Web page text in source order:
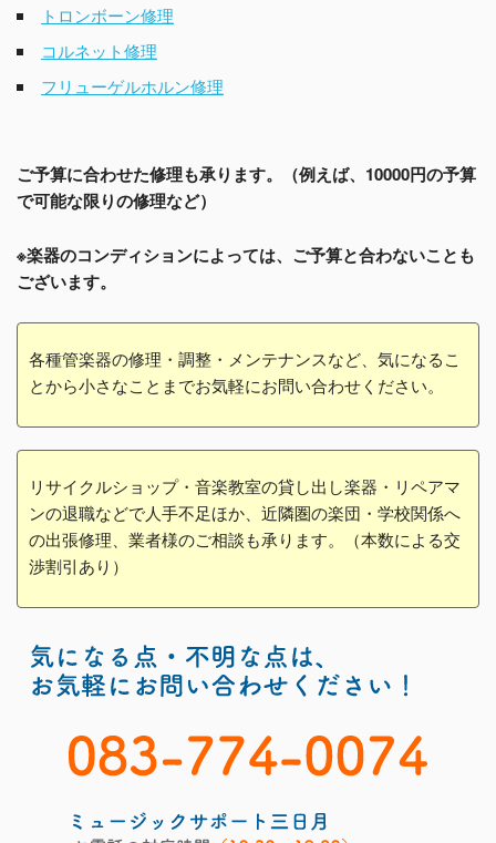
トロンボーン修理
コルネット修理
フリューゲルホルン修理
ご予算に合わせた修理も承ります。（例えば、10000円の予算
で可能な限りの修理など）
※楽器のコンディションによっては、ご予算と合わないことも
ございます。
各種管楽器の修理・調整・メンテナンスなど、気になるこ
とから小さなことまでお気軽にお問い合わせください。
リサイクルショップ・音楽教室の貸し出し楽器・リペアマ
ンの退職などで人手不足ほか、近隣圏の楽団・学校関係へ
の出張修理、業者様のご相談も承ります。（本数による交
渉割引あり）